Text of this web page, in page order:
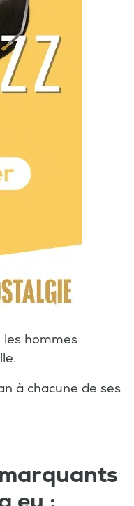
hommes
à chacune de ses